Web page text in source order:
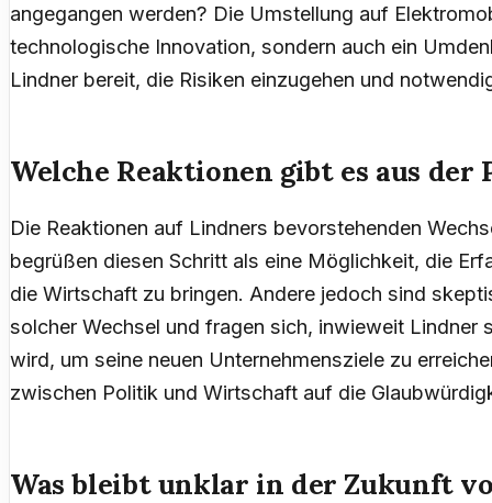
angegangen werden? Die Umstellung auf
technologische Innovation, sondern auch ein
Lindner bereit, die Risiken einzugehen und
Welche Reaktionen gibt es aus
Die Reaktionen auf Lindners bevorstehenden
begrüßen diesen Schritt als eine Möglichkeit, die
die Wirtschaft zu bringen. Andere jedoch sind
solcher Wechsel und fragen sich, inwieweit Lindner
wird, um seine neuen Unternehmensziele zu
zwischen Politik und Wirtschaft auf die
Was bleibt unklar in der Zukunft